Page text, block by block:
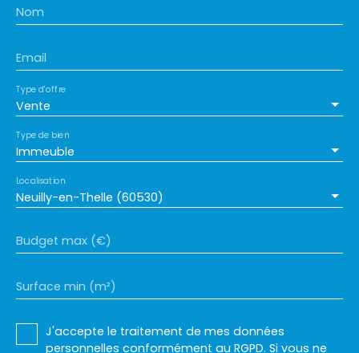
Nom
Email
Vente
Type d'offre
Immeuble
Type de bien
Neuilly-en-Thelle (60530)
Localisation
Budget max (€)
Surface min (m²)
J'accepte le traitement de mes données
personnelles conformément au RGPD. Si vous ne